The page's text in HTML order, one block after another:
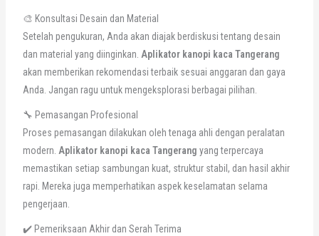
🎨 Konsultasi Desain dan Material
Setelah pengukuran, Anda akan diajak berdiskusi tentang desain
dan material yang diinginkan. Aplikator kanopi kaca Tangerang
akan memberikan rekomendasi terbaik sesuai anggaran dan gaya
Anda. Jangan ragu untuk mengeksplorasi berbagai pilihan.
🔧 Pemasangan Profesional
Proses pemasangan dilakukan oleh tenaga ahli dengan peralatan
modern. Aplikator kanopi kaca Tangerang yang terpercaya
memastikan setiap sambungan kuat, struktur stabil, dan hasil akhir
rapi. Mereka juga memperhatikan aspek keselamatan selama
pengerjaan.
✔️ Pemeriksaan Akhir dan Serah Terima